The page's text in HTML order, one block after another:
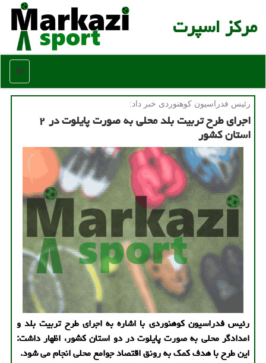
مركز اسپرت
منو
رئیس فدراسیون كوهنوردی خبر داد:
اجرای طرح تربیت بلد محلی به صورت پایلوت در ۲
استان كشور
رئیس فدراسیون كوهنوردی با اشاره به اجرای طرح تربیت بلد و
امدادگر محلی به صورت پایلوت در دو استان كشور، اظهار داشت:
این طرح با هدف كمك به رونق اقتصاد جوامع محلی انجام می شود.